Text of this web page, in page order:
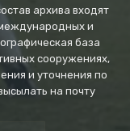
архива входят
и
база
сооружениях,
и уточнения по
на почту